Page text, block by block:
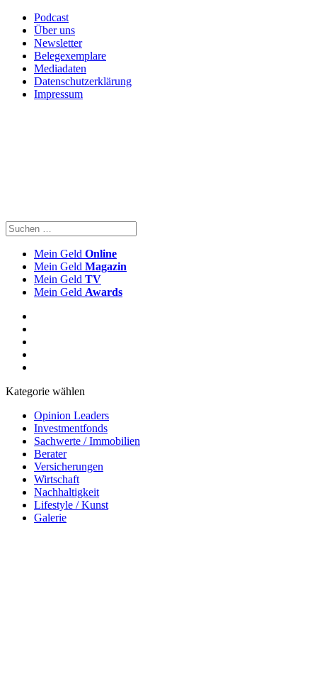
Podcast
Über uns
Newsletter
Belegexemplare
Mediadaten
Datenschutzerklärung
Impressum
Mein Geld Online
Mein Geld Magazin
Mein Geld TV
Mein Geld Awards
Kategorie wählen
Opinion Leaders
Investmentfonds
Sachwerte / Immobilien
Berater
Versicherungen
Wirtschaft
Nachhaltigkeit
Lifestyle / Kunst
Galerie